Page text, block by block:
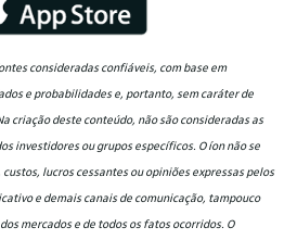
consideradas confiáveis, com base em
e probabilidades e, portanto, sem caráter de
criação deste conteúdo, não são consideradas as
investidores ou grupos específicos. O íon não se
lucros cessantes ou opiniões expressas pelos
e demais canais de comunicação, tampouco
mercados e de todos os fatos ocorridos. O